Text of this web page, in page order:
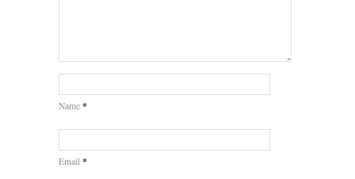
Name *
Email *